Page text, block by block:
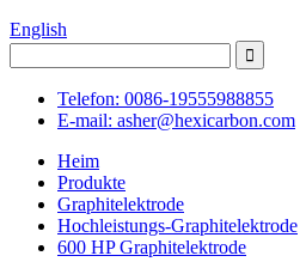
English
Telefon: 0086-19555988855
E-mail: asher@hexicarbon.com
Heim
Produkte
Graphitelektrode
Hochleistungs-Graphitelektrode
600 HP Graphitelektrode